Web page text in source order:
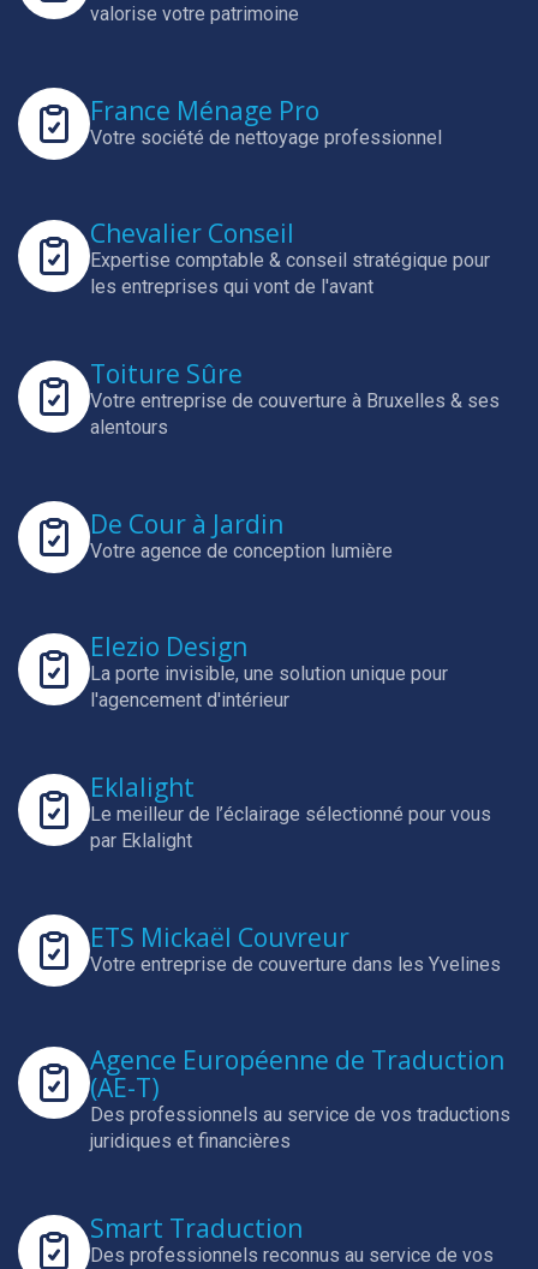
valorise votre patrimoine
France Ménage Pro
Votre société de nettoyage professionnel
Chevalier Conseil
Expertise comptable & conseil stratégique pour
les entreprises qui vont de l'avant
Toiture Sûre
Votre entreprise de couverture à Bruxelles & ses
alentours
De Cour à Jardin
Votre agence de conception lumière
Elezio Design
La porte invisible, une solution unique pour
l'agencement d'intérieur
Eklalight
Le meilleur de l’éclairage sélectionné pour vous
par Eklalight
ETS Mickaël Couvreur
Votre entreprise de couverture dans les Yvelines
Agence Européenne de Traduction
(AE-T)
Des professionnels au service de vos traductions
juridiques et financières
Smart Traduction
Des professionnels reconnus au service de vos